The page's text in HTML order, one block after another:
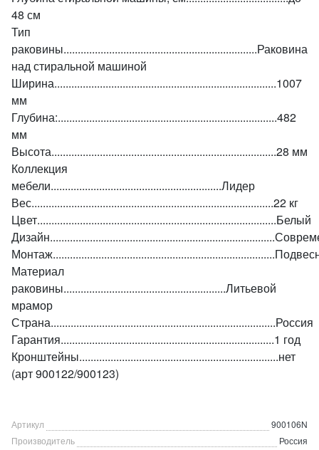
48 см
Тип
раковины....................................................................Раковина
над стиральной машиной
Ширина..............................................................................1007
мм
Глубина:.............................................................................482
мм
Высота...............................................................................28 мм
Коллекция
мебели............................................................Лидер
Вес.....................................................................................22 кг
Цвет....................................................................................Белый
Материал
раковины.........................................................Литьевой
мрамор
Страна...............................................................................Россия
Гарантия...........................................................................1 год
Кронштейны......................................................................нет
(арт 900122/900123)
Артикул
900106N
Производитель
Россия